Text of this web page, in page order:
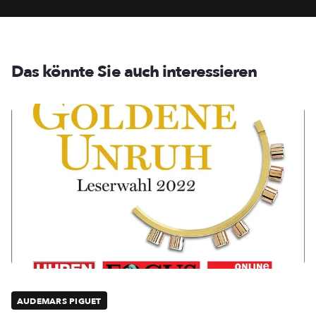
Das könnte Sie auch interessieren
AUDEMARS PIGUET